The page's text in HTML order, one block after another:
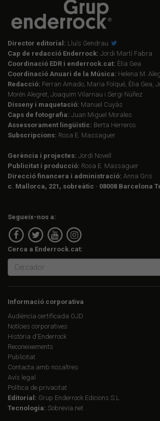
Director editorial: Lluís Gendrau
Cap de redacció Enderrock: Jordi Martí Fabra
Coordinació EDR i enderrock.cat: Èlia Gea
Coordinació Anuari de la Música: Helena M.
Redacció: Ferran Amado, Maria Folqué, Èlia Gea,
Morén Alegret, Joaquim Vilarnau i Sergi Núñez
Disseny i maquetació: Manuel Cuyàs
Caps de fotografia: Juan Miguel Morales
Assessorament lingüístic: Berta Herreros
Subscripcions: Rosa E. Massaguer
Gerència i projectes: Jordi Novell
Publicitat i producció: Rosa E. Massaguer
Direcció financera i administració: Anna Gris
c. Mallorca, 221, sobreàtic · 08008 Barcelona
Segueix-nos a:
Cerca a Enderrock.cat:
Informació corporativa
Audiència certificada OJD
Notícies corporatives
Història d'Enderrock
Reconeixements
Publicitat
Contacta amb nosaltres
Avís legal
Política de privacitat
Editorial: Grup Enderrock Edicions S.L.
Tecnologia: Sobrevia.net